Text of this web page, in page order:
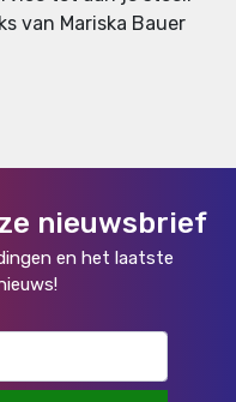
van Mariska Bauer
nieuwsbrief
en het laatste